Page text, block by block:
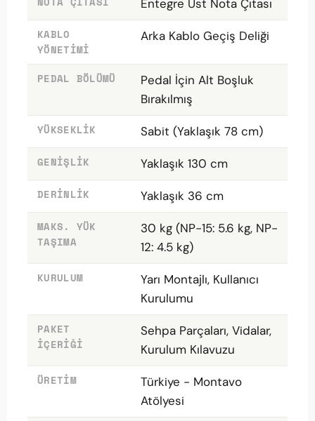
Entegre Üst Nota Çıtası
KABLO
YÖNETIMI
Arka Kablo Geçiş Deliği
PEDAL BÖLÜMÜ
Pedal İçin Alt Boşluk
Bırakılmış
YÜKSEKLIK Sabit (Yaklaşık 78 cm)
GENIŞLIK Yaklaşık 130 cm
DERINLIK Yaklaşık 36 cm
MAKS. YÜK
TAŞIMA
30 kg (NP-15: 5.6 kg, NP-
12: 4.5 kg)
KURULUM
Yarı Montajlı, Kullanıcı
Kurulumu
PAKET
İÇERIĞI
Sehpa Parçaları, Vidalar,
Kurulum Kılavuzu
ÜRETIM
Türkiye - Montavo
Atölyesi